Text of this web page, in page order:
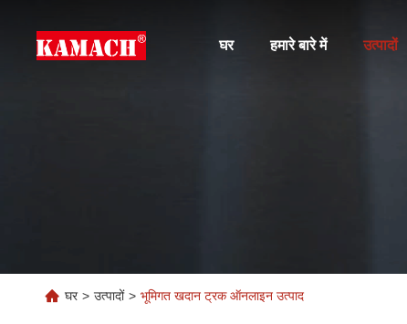
घर हमारे बारे में उत्पादों
घर > उत्पादों > भूमिगत खदान ट्रक ऑनलाइन उत्पाद